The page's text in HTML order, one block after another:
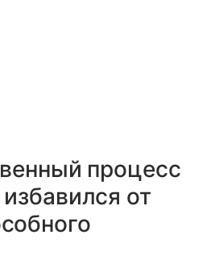
процесс
от